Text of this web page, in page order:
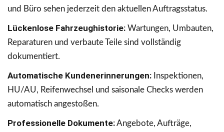
und Büro sehen jederzeit den aktuellen Auftragsstatus.
Lückenlose Fahrzeughistorie: Wartungen, Umbauten,
Reparaturen und verbaute Teile sind vollständig
dokumentiert.
Automatische Kundenerinnerungen: Inspektionen,
HU/AU, Reifenwechsel und saisonale Checks werden
automatisch angestoßen.
Professionelle Dokumente:Angebote, Aufträge,